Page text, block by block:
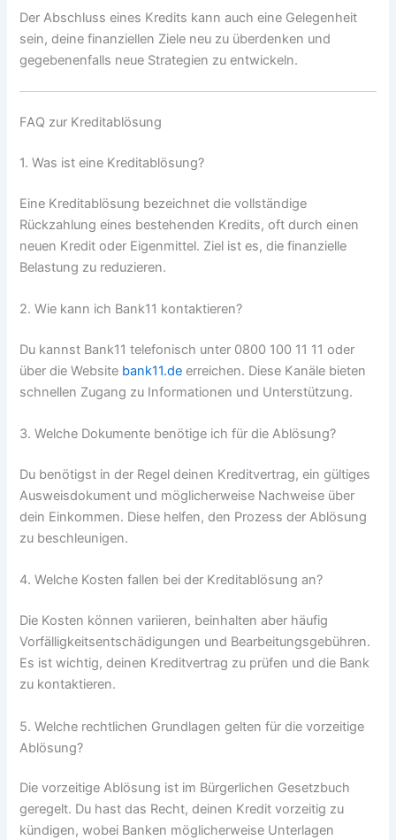
Der Abschluss eines Kredits kann auch eine Gelegenheit
sein, deine finanziellen Ziele neu zu überdenken und
gegebenenfalls neue Strategien zu entwickeln.
FAQ zur Kreditablösung
1. Was ist eine Kreditablösung?
Eine Kreditablösung bezeichnet die vollständige
Rückzahlung eines bestehenden Kredits, oft durch einen
neuen Kredit oder Eigenmittel. Ziel ist es, die finanzielle
Belastung zu reduzieren.
2. Wie kann ich Bank11 kontaktieren?
Du kannst Bank11 telefonisch unter 0800 100 11 11 oder
über die Website bank11.de erreichen. Diese Kanäle bieten
schnellen Zugang zu Informationen und Unterstützung.
3. Welche Dokumente benötige ich für die Ablösung?
Du benötigst in der Regel deinen Kreditvertrag, ein gültiges
Ausweisdokument und möglicherweise Nachweise über
dein Einkommen. Diese helfen, den Prozess der Ablösung
zu beschleunigen.
4. Welche Kosten fallen bei der Kreditablösung an?
Die Kosten können variieren, beinhalten aber häufig
Vorfälligkeitsentschädigungen und Bearbeitungsgebühren.
Es ist wichtig, deinen Kreditvertrag zu prüfen und die Bank
zu kontaktieren.
5. Welche rechtlichen Grundlagen gelten für die vorzeitige
Ablösung?
Die vorzeitige Ablösung ist im Bürgerlichen Gesetzbuch
geregelt. Du hast das Recht, deinen Kredit vorzeitig zu
kündigen, wobei Banken möglicherweise Unterlagen